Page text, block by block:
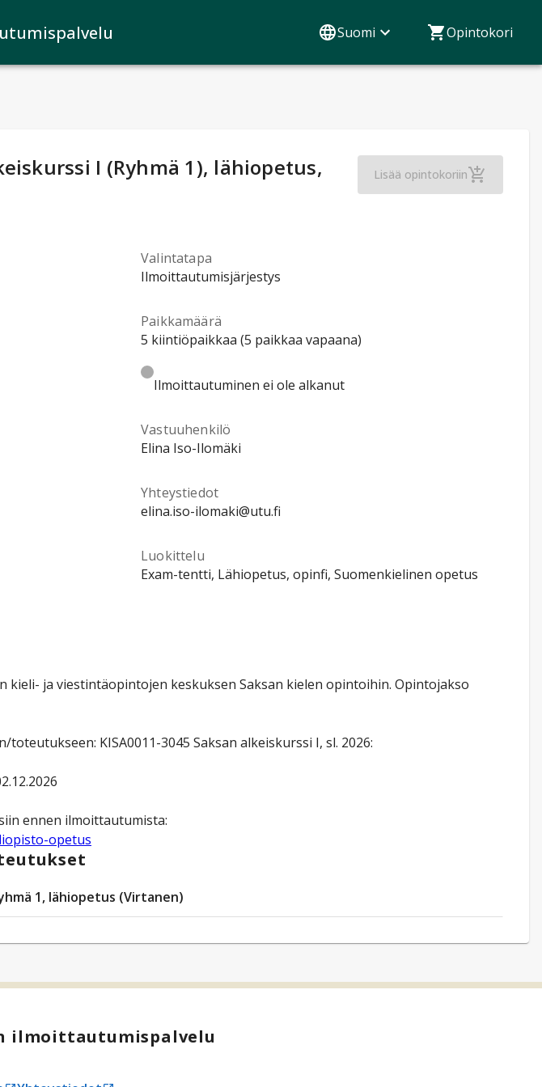
Suomi Opintokori
I (Ryhmä 1), lähiopetus,
Lisää opintokoriinSaksan kieli:
Valintatapa
Ilmoittautumisjärjestys
Paikkamäärä
5 kiintiöpaikkaa (5 paikkaa vapaana)
Ilmoittautuminen ei ole alkanut
Vastuuhenkilö
Elina Iso-Ilomäki
Yhteystiedot
elina.iso-ilomaki@utu.fi
Luokittelu
Exam-tentti, Lähiopetus, opinfi, Suomenkielinen opetus
ja viestintäopintojen keskuksen Saksan kielen opintoihin. Opintojakso
KISA0011-3045 Saksan alkeiskurssi I, sl. 2026:
opetus
1, lähiopetus (Virtanen)
ilmoittautumispalvelu